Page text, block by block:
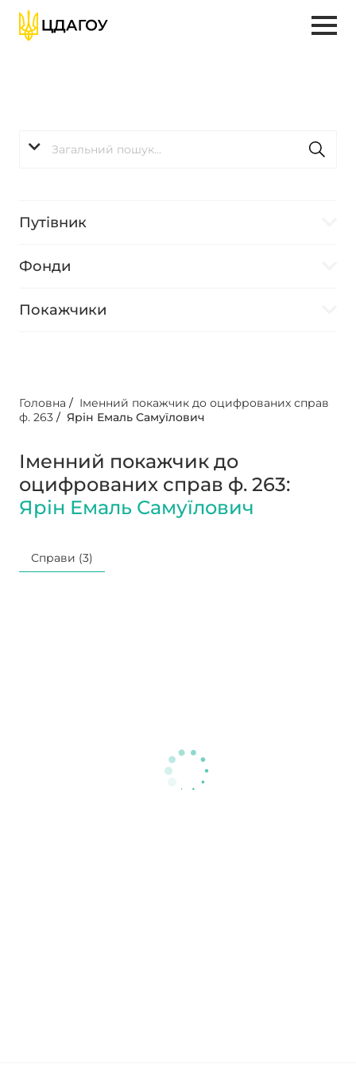
Путівник
Фонди
Покажчики
Головна / Іменний покажчик до оцифрованих справ
ф. 263 / Ярін Емаль Самуїлович
Іменний покажчик до
оцифрованих справ ф. 263:
Ярін Емаль Самуїлович
Справи (3)